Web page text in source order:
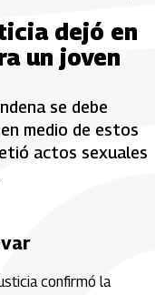
dejó en
un joven
se debe
medio de estos
actos sexuales
confirmó la